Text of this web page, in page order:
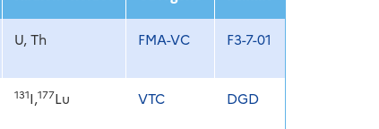
U, Th FMA-VC F3-7-01
131I,177Lu VTC DGD